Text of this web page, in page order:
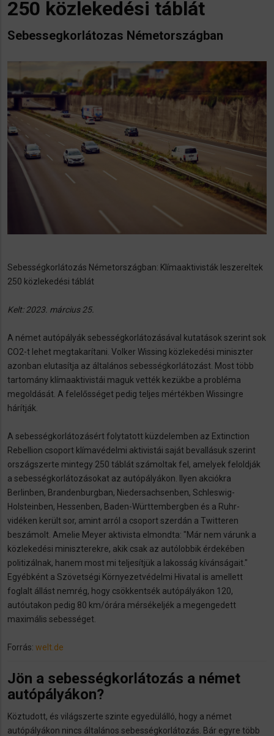
250 közlekedési táblát
Sebessegkorlátozas Németországban
Sebességkorlátozás Németországban: Klímaaktivisták leszereltek
250 közlekedési táblát
Kelt: 2023. március 25.
A német autópályák sebességkorlátozásával kutatások szerint sok
CO2-t lehet megtakarítani. Volker Wissing közlekedési miniszter
azonban elutasítja az általános sebességkorlátozást. Most több
tartomány klímaaktivistái maguk vették kezükbe a probléma
megoldását. A felelősséget pedig teljes mértékben Wissingre
hárítják.
A sebességkorlátozásért folytatott küzdelemben az Extinction
Rebellion csoport klímavédelmi aktivistái saját bevallásuk szerint
országszerte mintegy 250 táblát számoltak fel, amelyek feloldják
a sebességkorlátozásokat az autópályákon. Ilyen akciókra
Berlinben, Brandenburgban, Niedersachsenben, Schleswig-
Holsteinben, Hessenben, Baden-Württembergben és a Ruhr-
vidéken került sor, amint arról a csoport szerdán a Twitteren
beszámolt. Amelie Meyer aktivista elmondta: "Már nem várunk a
közlekedési miniszterekre, akik csak az autólobbik érdekében
politizálnak, hanem most mi teljesítjük a lakosság kívánságait."
Egyébként a Szövetségi Környezetvédelmi Hivatal is amellett
foglalt állást nemrég, hogy csökkentsék autópályákon 120,
autóutakon pedig 80 km/órára mérsékeljék a megengedett
maximális sebességet.
Forrás: welt.de
Jön a sebességkorlátozás a német
autópályákon?
Köztudott, és világszerte szinte egyedülálló, hogy a német
autópályákon nincs általános sebességkorlátozás. Bár egyre több